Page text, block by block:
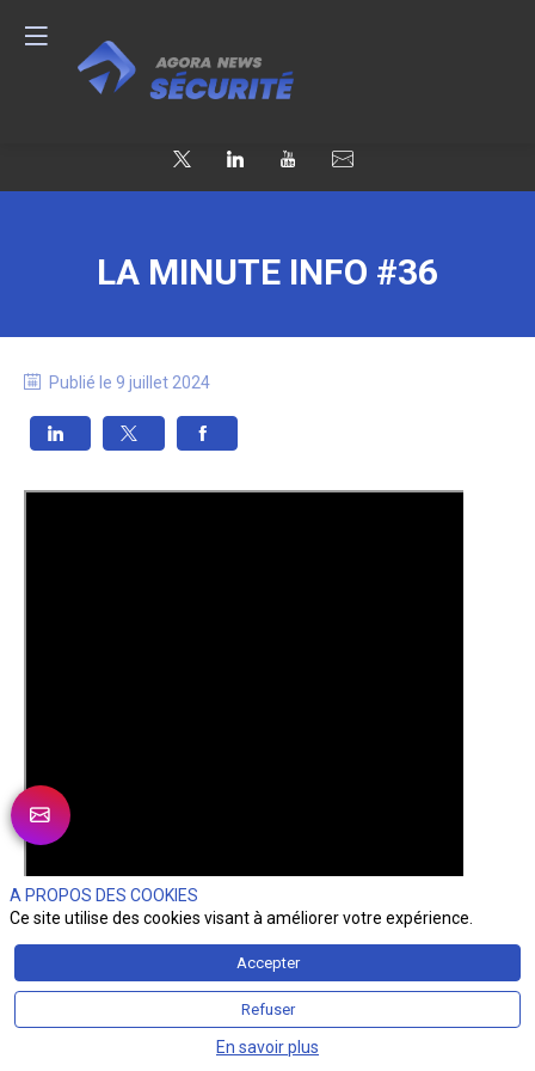
LA MINUTE INFO #36
Publié le 9 juillet 2024
A PROPOS DES COOKIES
Ce site utilise des cookies visant à améliorer votre expérience.
Accepter
Refuser
En savoir plus